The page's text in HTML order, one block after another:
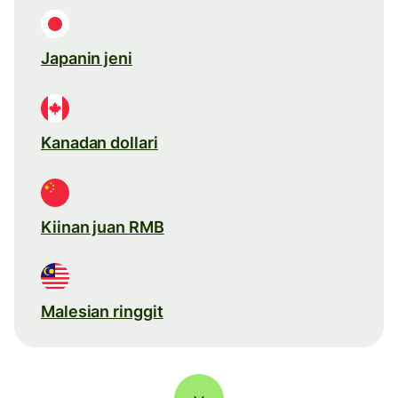
Japanin jeni
Kanadan dollari
Kiinan juan RMB
Malesian ringgit